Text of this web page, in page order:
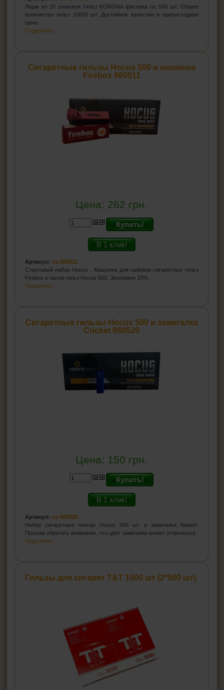
Ящик из 20 упаковок Гильз KORONA фасовка по 500 шт. Общее
количество гильз 10000 шт. Достойное качество и превосходная
цена.
Подробнее...
Сигаретные гильзы Hocus 500 и машинка
Firebox 980511
Цена: 262 грн.
Купить!
В 1 клик!
Артикул: na-980511
Стартовый набор Hocus . Машинка для набивки сигаретных гильз
Firebox и пачка гильз Hocus 500. Экономия 10%.
Подробнее...
Сигаретные гильзы Hocus 500 и зажигалка
Cricket 980520
Цена: 150 грн.
Купить!
В 1 клик!
Артикул: na-980520
Набор сигаретные гильзы Hocus 500 шт. и зажигалка Крикет.
Просим обратить внимание, что цвет зажигалки может отличаться
Подробнее...
Гильзы для сигарет T&T 1000 шт (2*500 шт)